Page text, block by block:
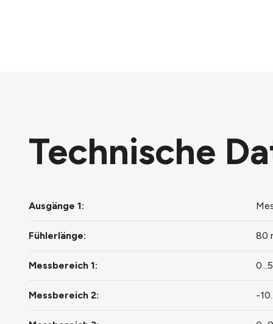
Technische
Ausgänge 1:
Fühlerlänge: 80
Messbereich 1:
Messbereich 2: -